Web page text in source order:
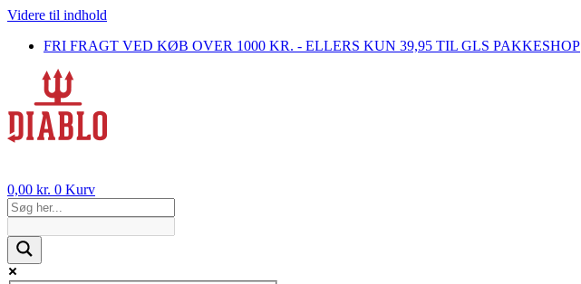
Videre til indhold
FRI FRAGT VED KØB OVER 1000 KR. - ELLERS KUN 39,95 TIL GLS PAKKESHOP
0,00 kr. 0 Kurv